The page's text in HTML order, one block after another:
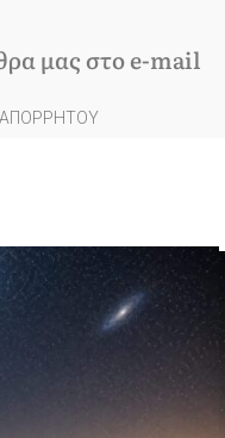
μας στο e-mail
ΑΠΟΡΡΗΤΟΥ